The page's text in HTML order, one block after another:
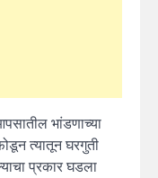
भांडणाच्या
त्यातून घरगुती
प्रकार घडला